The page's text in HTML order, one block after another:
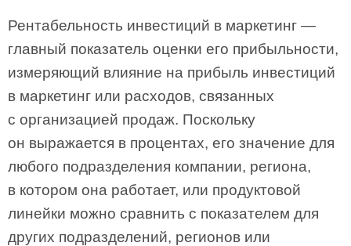
Рентабельность инвестиций в маркетинг —
главный показатель оценки его прибыльности,
измеряющий влияние на прибыль инвестиций
в маркетинг или расходов, связанных
с организацией продаж. Поскольку
он выражается в процентах, его значение для
любого подразделения компании, региона,
в котором она работает, или продуктовой
линейки можно сравнить с показателем для
других подразделений, регионов или